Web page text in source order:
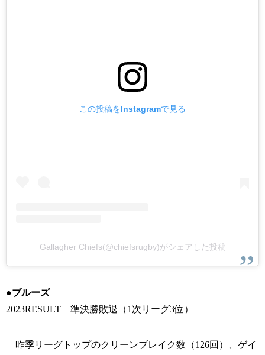
この投稿をInstagramで見る
Gallagher Chiefs(@chiefsrugby)がシェアした投稿
●ブルーズ
2023RESULT 準決勝敗退（1次リーグ3位）
昨季リーグトップのクリーンブレイク数（126回）、ゲイ